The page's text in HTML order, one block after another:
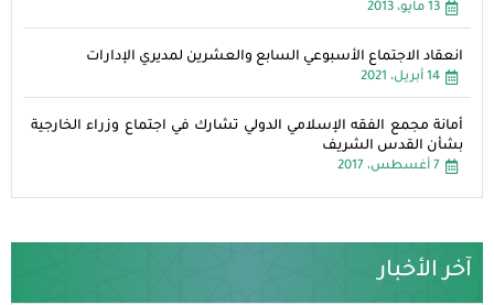
13 مايو، 2013
انعقاد الاجتماع الأسبوعي السابع والعشرين لمديري الإدارات
14 أبريل، 2021
أمانة مجمع الفقه الإسلامي الدولي تشارك في اجتماع وزراء الخارجية
بشأن القدس الشريف
7 أغسطس، 2017
آخر الأخبار